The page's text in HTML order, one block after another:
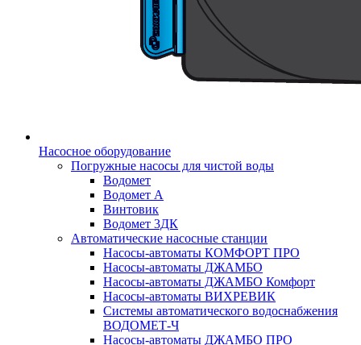
Насосное оборудование
Погружные насосы для чистой воды
Водомет
Водомет А
Винтовик
Водомет 3ДК
Автоматические насосные станции
Насосы-автоматы КОМФОРТ ПРО
Насосы-автоматы ДЖАМБО
Насосы-автоматы ДЖАМБО Комфорт
Насосы-автоматы ВИХРЕВИК
Системы автоматического водоснабжения
ВОДОМЕТ-Ч
Насосы-автоматы ДЖАМБО ПРО